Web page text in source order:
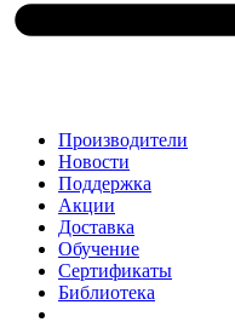
Производители
Новости
Поддержка
Акции
Доставка
Обучение
Сертификаты
Библиотека